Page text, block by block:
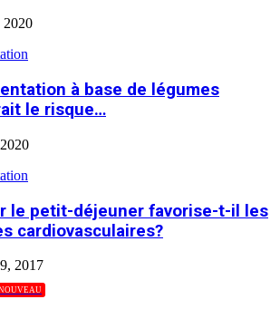
2020
à base de légumes
le risque…
le petit-déjeuner favorise-t-il les
cardiovasculaires?
2017